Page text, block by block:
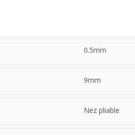
visage sans effort, avec un confort
0.5mm
9mm
Nez pliable